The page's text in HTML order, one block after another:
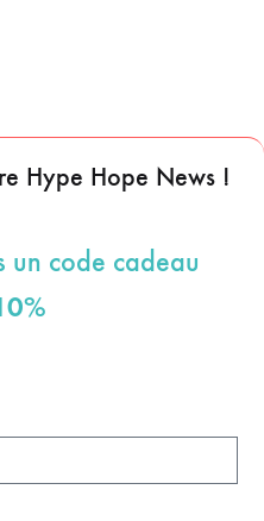
Hype Hope News !
un code cadeau